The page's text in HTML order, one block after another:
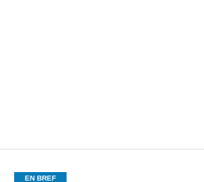
EN BREF